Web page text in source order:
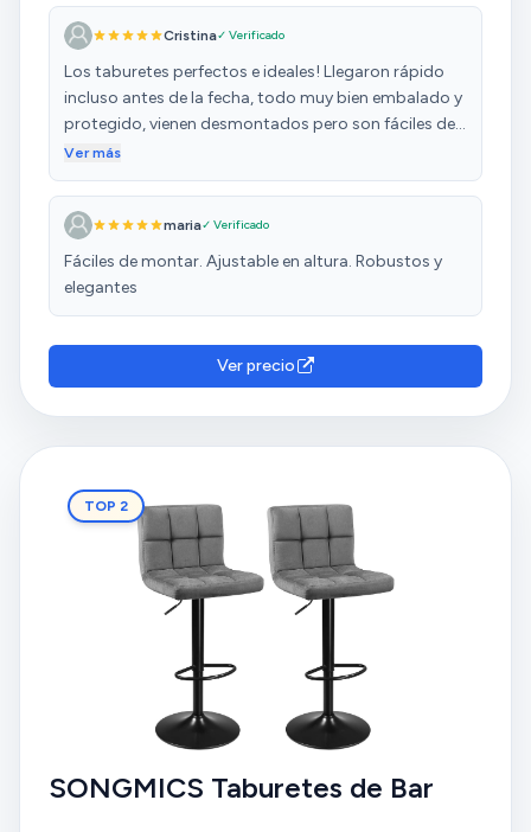
Cristina✓ Verificado
Los taburetes perfectos e ideales! Llegaron rápido
incluso antes de la fecha, todo muy bien embalado y
protegido, vienen desmontados pero son fáciles de
montar y se tarda poco! Son comodos. Muy
Ver más
maria✓ Verificado
Fáciles de montar. Ajustable en altura. Robustos y
elegantes
Ver precio
TOP 2
SONGMICS Taburetes de Bar